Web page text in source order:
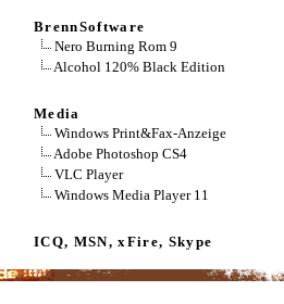
BrennSoftware
Nero Burning Rom 9
Alcohol 120% Black Edition
Media
Windows Print&Fax-Anzeige
Adobe Photoshop CS4
VLC Player
Windows Media Player 11
ICQ, MSN, xFire, Skype